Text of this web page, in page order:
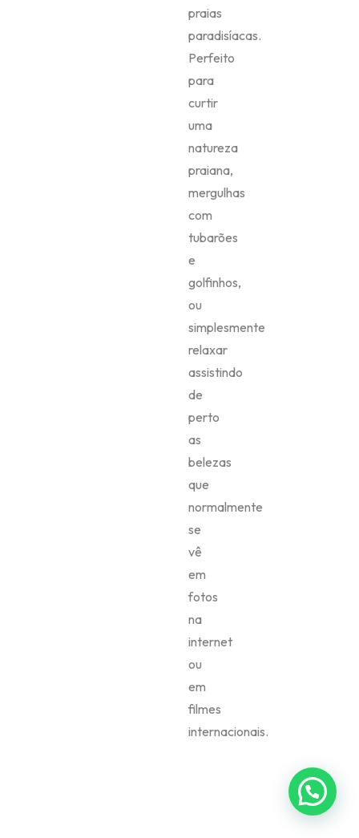
praias
paradisíacas.
Perfeito
para
curtir
uma
natureza
praiana,
mergulhas
com
tubarões
e
golfinhos,
ou
simplesmente
relaxar
assistindo
de
perto
as
belezas
que
normalmente
se
vê
em
fotos
na
internet
ou
em
filmes
internacionais.